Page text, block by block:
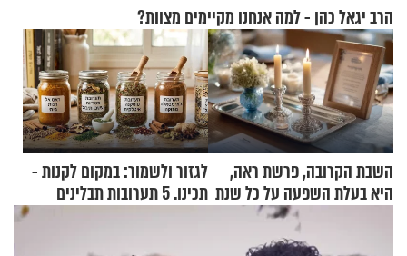
הרב יגאל כהן - למה אנחנו מקיימים מצוות?
השבת הקרובה, פרשת ראה,
היא בעלת השפעה על כל שנת
לגזור ולשמור: במקום לקנות -
תכינו. 5 תערובות תבלינים